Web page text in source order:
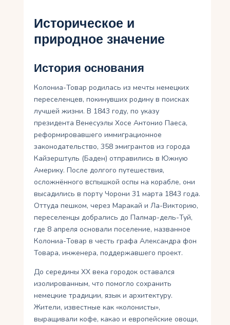
Историческое и
природное значение
История основания
Колониа-Товар родилась из мечты немецких
переселенцев, покинувших родину в поисках
лучшей жизни. В 1843 году, по указу
президента Венесуэлы Хосе Антонио Паеса,
реформировавшего иммиграционное
законодательство, 358 эмигрантов из города
Кайзерштуль (Баден) отправились в Южную
Америку. После долгого путешествия,
осложнённого вспышкой оспы на корабле, они
высадились в порту Чорони 31 марта 1843 года.
Оттуда пешком, через Маракай и Ла-Викторию,
переселенцы добрались до Палмар-дель-Туй,
где 8 апреля основали поселение, названное
Колониа-Товар в честь графа Александра фон
Товара, инженера, поддержавшего проект.
До середины XX века городок оставался
изолированным, что помогло сохранить
немецкие традиции, язык и архитектуру.
Жители, известные как «колонисты»,
выращивали кофе, какао и европейские овощи,